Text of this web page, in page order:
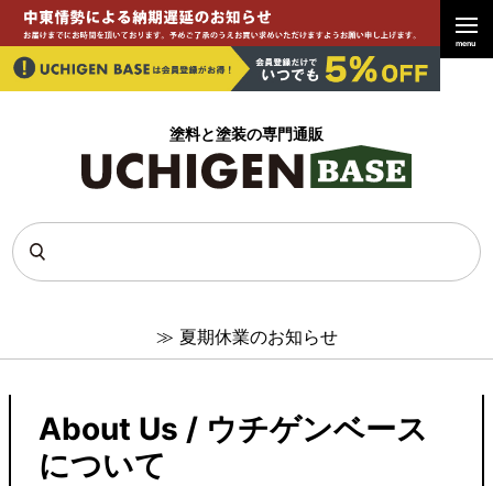
塗料と塗装の専門通販
≫ 夏期休業のお知らせ
menu
About Us / ウチゲンベース
について